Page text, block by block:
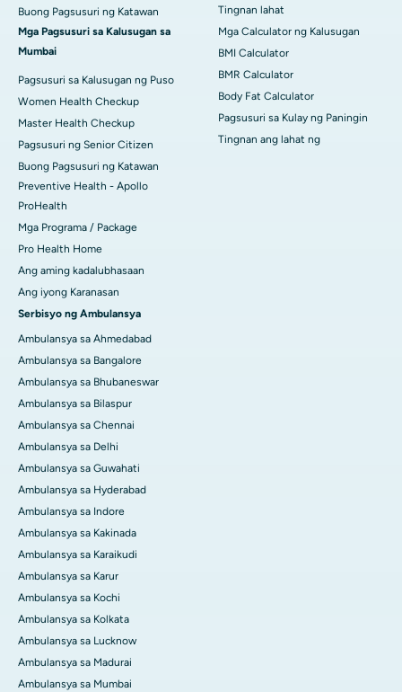
Buong Pagsusuri ng Katawan
Mga Pagsusuri sa Kalusugan sa
Mumbai
Pagsusuri sa Kalusugan ng Puso
Women Health Checkup
Master Health Checkup
Pagsusuri ng Senior Citizen
Buong Pagsusuri ng Katawan
Preventive Health - Apollo
ProHealth
Mga Programa / Package
Pro Health Home
Ang aming kadalubhasaan
Ang iyong Karanasan
Serbisyo ng Ambulansya
Ambulansya sa Ahmedabad
Ambulansya sa Bangalore
Ambulansya sa Bhubaneswar
Ambulansya sa Bilaspur
Ambulansya sa Chennai
Ambulansya sa Delhi
Ambulansya sa Guwahati
Ambulansya sa Hyderabad
Ambulansya sa Indore
Ambulansya sa Kakinada
Ambulansya sa Karaikudi
Ambulansya sa Karur
Ambulansya sa Kochi
Ambulansya sa Kolkata
Ambulansya sa Lucknow
Ambulansya sa Madurai
Ambulansya sa Mumbai
Tingnan lahat
Mga Calculator ng Kalusugan
BMI Calculator
BMR Calculator
Body Fat Calculator
Pagsusuri sa Kulay ng Paningin
Tingnan ang lahat ng